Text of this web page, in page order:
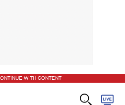
WITH CONTENT